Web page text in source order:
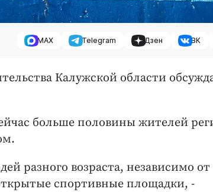
MAX Telegram Дзен ВК
Калужской области
больше половины жителей
разного возраста, независимо
спортивные площадки, -